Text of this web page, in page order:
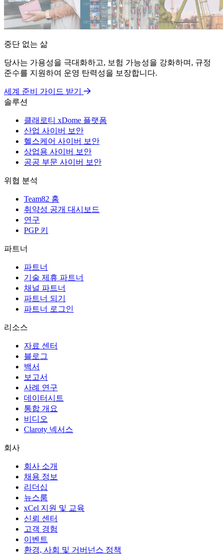
중단 없는 삶
당사는 가용성을 극대화하고, 보험 가능성을 강화하며, 규정
준수를 지원하여 운영 탄력성을 보장합니다.
세계 준비 가이드 받기
솔루션
클래로티 xDome 플랫폼
산업 사이버 보안
헬스케어 사이버 보안
상업용 사이버 보안
공공 부문 사이버 보안
위협 분석
Team82 홈
취약성 공개 대시보드
연구
PGP 키
파트너
파트너
기술 제휴 파트너
채널 파트너
파트너 되기
파트너 로그인
리소스
자료 센터
블로그
백서
보고서
사례 연구
데이터시트
통합 개요
비디오
Claroty 넥서스
회사
회사 소개
채용 정보
리더십
뉴스룸
xCel 지원 및 교육
신뢰 센터
고객 경험
이벤트
환경, 사회 및 거버넌스 정책